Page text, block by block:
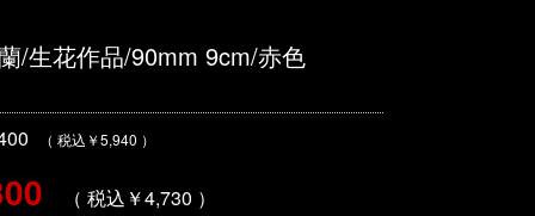
/生花作品/90mm 9cm/赤色
（ 税込￥5,940 ）
（ 税込￥4,730 ）